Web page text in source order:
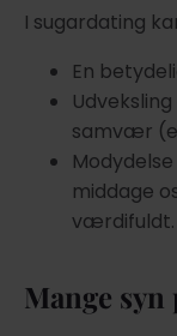
I sugardating
En
samvær
middage
værdifuldt.
Mange